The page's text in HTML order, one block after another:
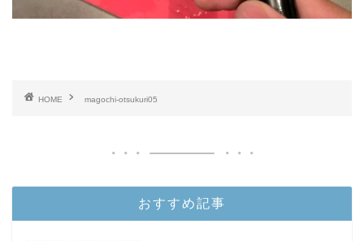
HOME magochi-otsukuri05
おすすめ記事